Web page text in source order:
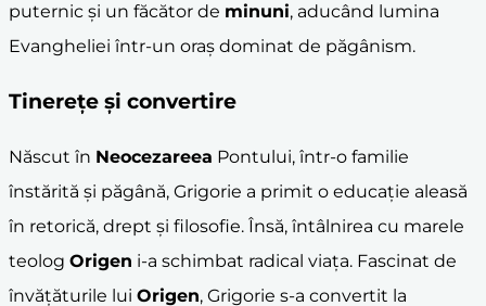
puternic și un făcător de minuni, aducând lumina
Evangheliei într-un oraș dominat de păgânism.
Tinerețe și convertire
Născut în Neocezareea Pontului, într-o familie
înstărită și păgână, Grigorie a primit o educație aleasă
în retorică, drept și filosofie. Însă, întâlnirea cu marele
teolog Origen i-a schimbat radical viața. Fascinat de
învățăturile lui Origen, Grigorie s-a convertit la